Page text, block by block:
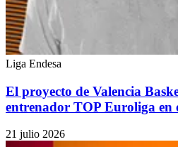
Liga Endesa
El proyecto de Valencia
entrenador TOP Euroliga en
21 julio 2026